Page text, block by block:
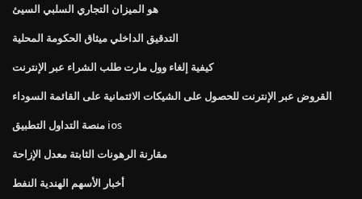
هو الميزان التجاري السلبي السيئ
التدقيق الداخلي ميثاق الحكومة المحلية
كيفية إلغاء وول مارت طلب الشراء عبر الإنترنت
القروض عبر الإنترنت للحصول على الشيكات الائتمانية على القائمة السوداء
منصة التداول التطبيق ios
مقارنة الرهونات الثابتة معدل الإزاحة
أخبار الأسهم الهندية النفط